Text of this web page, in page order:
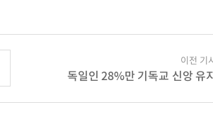
이전 기
독일인 28%만 기독교 신앙 유